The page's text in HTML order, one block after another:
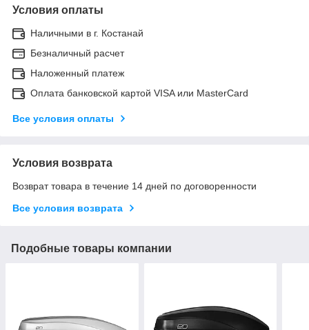
Условия оплаты
Наличными в г. Костанай
Безналичный расчет
Наложенный платеж
Оплата банковской картой VISA или MasterCard
Все условия оплаты
Условия возврата
Возврат товара в течение 14 дней по договоренности
Все условия возврата
Подобные товары компании